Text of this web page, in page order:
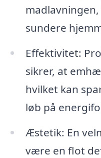
sundere
Effektivitet:
sikrer, at
hvilket kan
løb på
Æstetik: En
være en flot